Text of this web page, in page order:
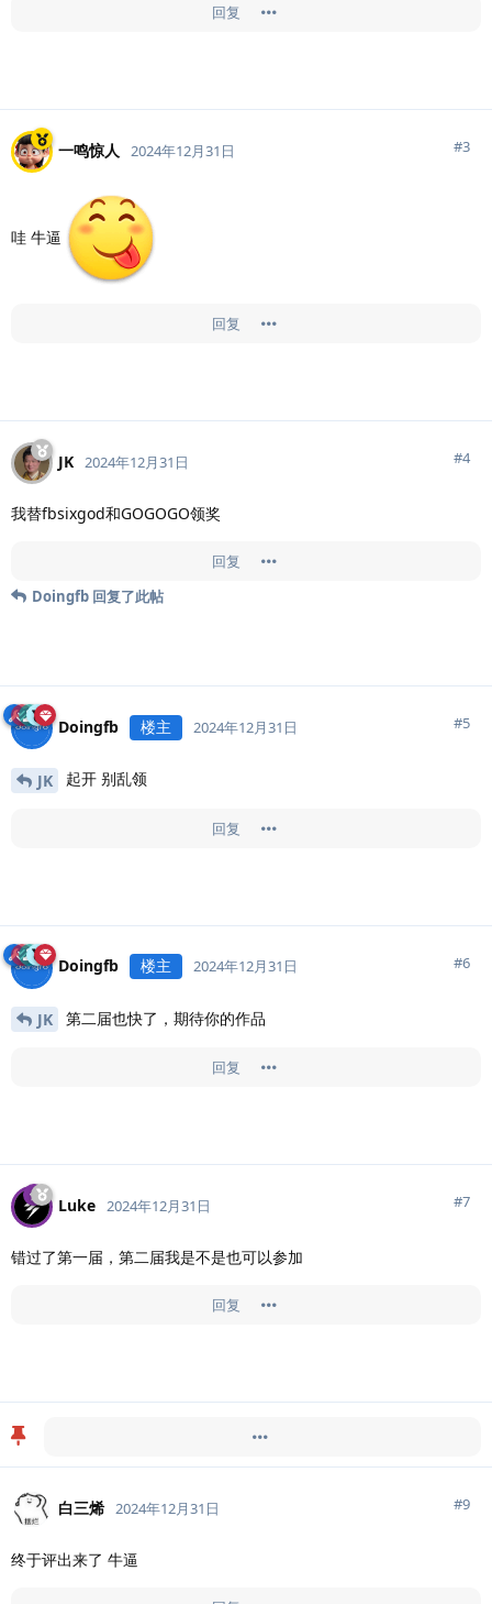
回复
一鸣惊人 2024年12月31日 #3
哇 牛逼
回复
JK 2024年12月31日 #4
我替fbsixgod和GOGOGO领奖
回复
Doingfb 回复了此帖
Doingfb 楼主 2024年12月31日 #5
JK 起开 别乱领
回复
Doingfb 楼主 2024年12月31日 #6
JK 第二届也快了，期待你的作品
回复
Luke 2024年12月31日 #7
错过了第一届，第二届我是不是也可以参加
回复
置顶此帖
白三烯 2024年12月31日 #9
终于评出来了 牛逼